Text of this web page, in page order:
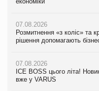
07.08.2026
Розмитнення «з коліс» та
рішення допомагають
07.08.2026
ICE BOSS цього літа!
вже у VARUS
07.08.2026
EVA.UA запустила
06.08.2026
Смачна новинка для
07.08.2026
Kraft Heinz скоротила
Продажі Hugo Boss впали